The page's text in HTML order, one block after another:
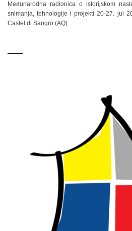
Međunarodna radionica o istorijskom
snimanja, tehnologije i projekti 20-27. jul
Castel di Sangro (AQ)